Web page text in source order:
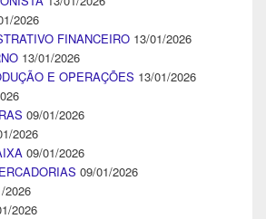
2026
FINANCEIRO 13/01/2026
13/01/2026
E OPERAÇÕES 13/01/2026
09/01/2026
2026
09/01/2026
09/01/2026
2026
2026